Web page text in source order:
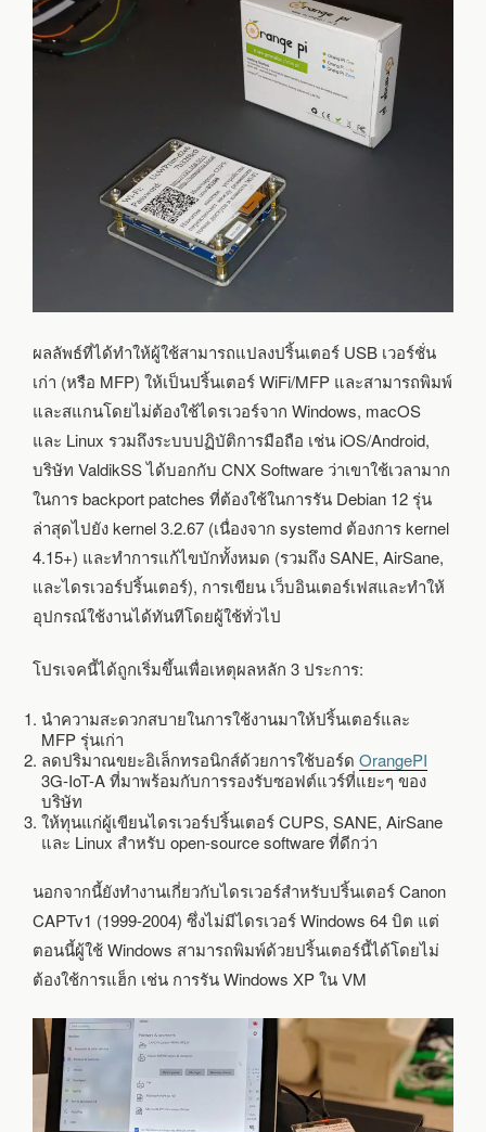
ผลลัพธ์ที่ได้ทำให้ผู้ใช้สามารถแปลงปริ้นเตอร์ USB เวอร์ชั่น
เก่า (หรือ MFP) ให้เป็นปริ้นเตอร์ WiFi/MFP และสามารถพิมพ์
และสแกนโดยไม่ต้องใช้ไดรเวอร์จาก Windows, macOS
และ Linux รวมถึงระบบปฏิบัติการมือถือ เช่น iOS/Android,
บริษัท ValdikSS ได้บอกกับ CNX Software ว่าเขาใช้เวลามาก
ในการ backport patches ที่ต้องใช้ในการรัน Debian 12 รุ่น
ล่าสุดไปยัง kernel 3.2.67 (เนื่องจาก systemd ต้องการ kernel
4.15+) และทำการแก้ไขบักทั้งหมด (รวมถึง SANE, AirSane,
และไดรเวอร์ปริ้นเตอร์), การเขียน เว็บอินเตอร์เฟสและทำให้
อุปกรณ์ใช้งานได้ทันทีโดยผู้ใช้ทั่วไป
โปรเจคนี้ได้ถูกเริ่มขึ้นเพื่อเหตุผลหลัก 3 ประการ:
นำความสะดวกสบายในการใช้งานมาให้ปริ้นเตอร์และ
MFP รุ่นเก่า
ลดปริมาณขยะอิเล็กทรอนิกส์ด้วยการใช้บอร์ด OrangePI
3G-IoT-A ที่มาพร้อมกับการรองรับซอฟต์แวร์ที่แยะๆ ของ
บริษัท
ให้ทุนแก่ผู้เขียนไดรเวอร์ปริ้นเตอร์ CUPS, SANE, AirSane
และ Linux สำหรับ open-source software ที่ดีกว่า
นอกจากนี้ยังทำงานเกี่ยวกับไดรเวอร์สำหรับปริ้นเตอร์ Canon
CAPTv1 (1999-2004) ซึ่งไม่มีไดรเวอร์ Windows 64 บิต แต่
ตอนนี้ผู้ใช้ Windows สามารถพิมพ์ด้วยปริ้นเตอร์นี้ได้โดยไม่
ต้องใช้การแฮ็ก เช่น การรัน Windows XP ใน VM